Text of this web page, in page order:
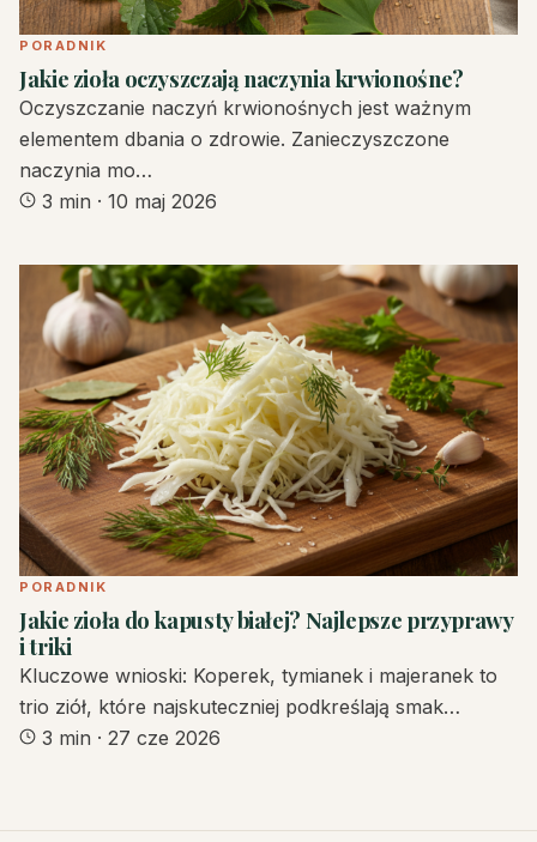
PORADNIK
Jakie zioła oczyszczają naczynia krwionośne?
Oczyszczanie naczyń krwionośnych jest ważnym
elementem dbania o zdrowie. Zanieczyszczone
naczynia mo…
3 min · 10 maj 2026
PORADNIK
Jakie zioła do kapusty białej? Najlepsze przyprawy
i triki
Kluczowe wnioski: Koperek, tymianek i majeranek to
trio ziół, które najskuteczniej podkreślają smak…
3 min · 27 cze 2026